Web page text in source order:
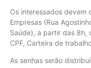
Os interessados devem
Empresas (Rua
Saúde), a partir das 8h,
CPF, Carteira de
As senhas serão